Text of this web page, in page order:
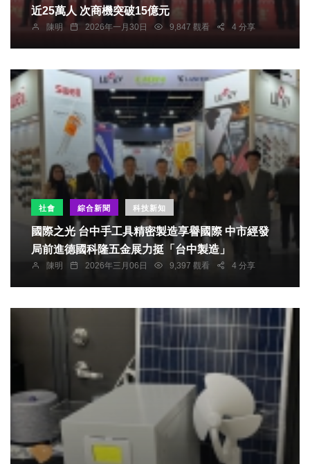
近25萬人 次商機突破15億元
陳明 2026年一月30日 9,847 觀看 4 分享
社會 綜合新聞 科技新知
國際之光 台中手工具精密製造享譽國際 中市經發
局前進德國科隆五金展力挺「台中製造」
陳明 2026年三月06日 9,397 觀看 4 分享